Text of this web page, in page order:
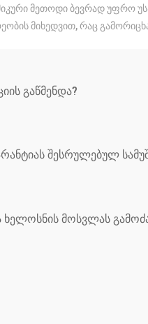
მეთოდი ბევრად უფრო
მიხედვით, რაც
გაწმენდა?
შესრულებულ
მოსვლას